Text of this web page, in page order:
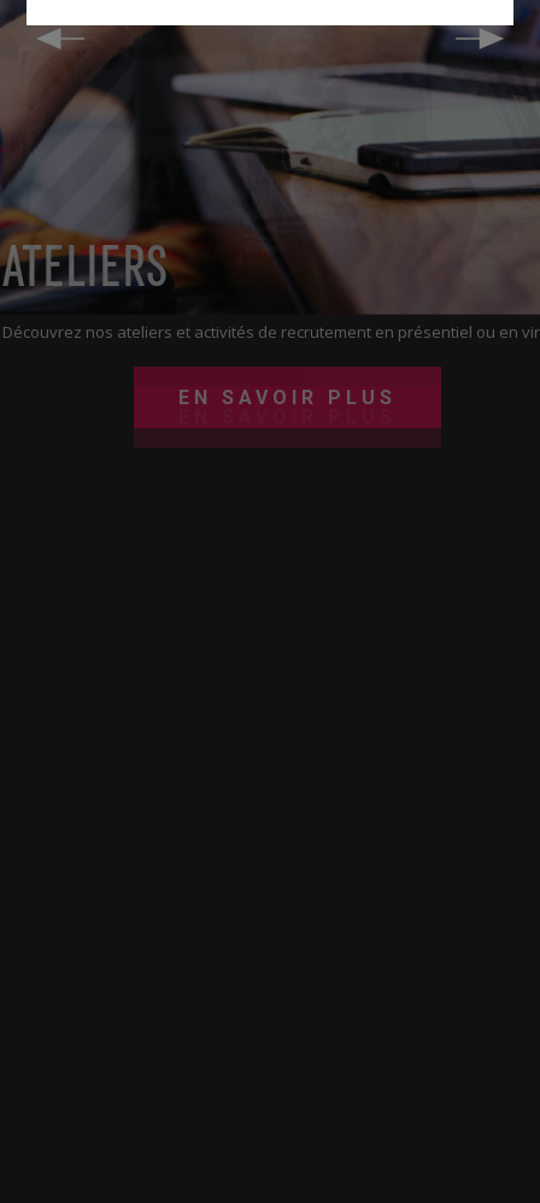
ATELIERS
Découvrez nos ateliers et activités de recrutement en présentiel ou en
EN SAVOIR PLUS
EN SAVOIR PLUS
EN SAVOIR PLUS